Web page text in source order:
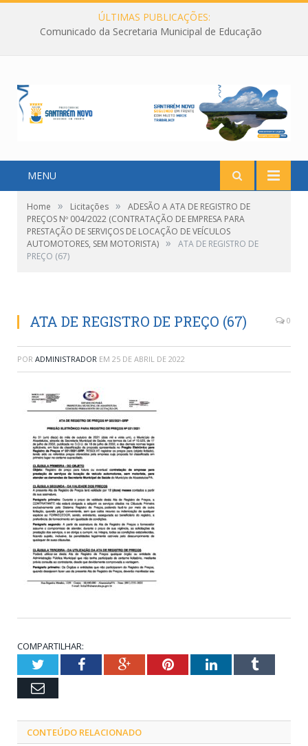
ÚLTIMAS PUBLICAÇÕES:
Comunicado da Secretaria Municipal de Educação
MENU
Home » Licitações »
ADESÃO A ATA DE REGISTRO DE
PREÇOS Nº 004/2022 (CONTRATAÇÃO DE EMPRESA PARA
PRESTAÇÃO DE SERVIÇOS DE LOCAÇÃO DE VEÍCULOS
AUTOMOTORES, SEM MOTORISTA) »
ATA DE REGISTRO DE
PREÇO (67)
ATA DE REGISTRO DE PREÇO (67) 0
POR ADMINISTRADOR EM 25 DE ABRIL DE 2022
COMPARTILHAR:
TwitterFacebookGoogle+PinterestLinkedInTumblr
Email
CONTEÚDO RELACIONADO